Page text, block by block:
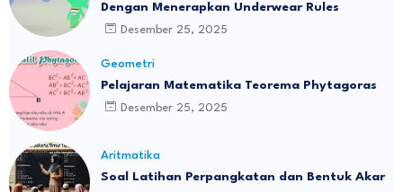
Dengan Menerapkan Underwear Rules
Desember 25, 2025
Geometri
Pelajaran Matematika Teorema Phytagoras
Desember 25, 2025
Aritmatika
Soal Latihan Perpangkatan dan Bentuk Akar